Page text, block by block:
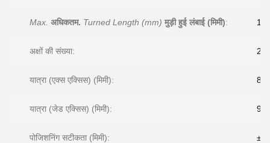
Max. अधिकतम. Turned Length (mm) मुड़ी हुई लंबाई (मिमी):
अक्षों की संख्या: 2
यात्रा (एक्स एक्सिस) (मिमी): 800
यात्रा (जेड एक्सिस) (मिमी): 916
पोजिशनिंग सटीकता (मिमी): ±